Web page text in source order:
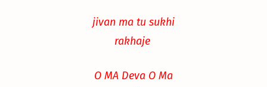
jivan ma tu sukhi
rakhaje
O MA Deva O Ma